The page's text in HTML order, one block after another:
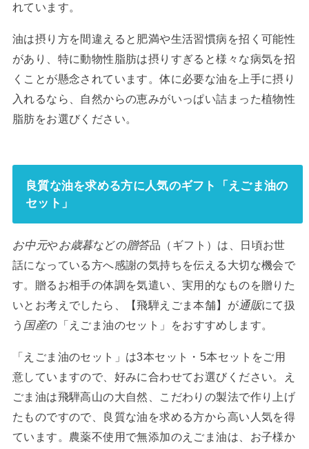
れています。
油は摂り方を間違えると肥満や生活習慣病を招く可能性
があり、特に動物性脂肪は摂りすぎると様々な病気を招
くことが懸念されています。体に必要な油を上手に摂り
入れるなら、自然からの恵みがいっぱい詰まった植物性
脂肪をお選びください。
良質な油を求める方に人気のギフト「えごま油の
セット」
お中元やお歳暮などの贈答品（ ギフト ）は、日頃お世
話になっている方へ感謝の気持ちを伝える大切な機会で
す。贈るお相手の体調を気遣い、実用的なものを贈りた
いとお考えでしたら、【飛騨えごま本舗】が通販にて扱
う 国産の「えごま油のセット」をおすすめします。
「えごま油のセット」は3本セット・5本セットをご用
意していますので、好みに合わせてお選びください。え
ごま油は飛騨高山の大自然、こだわりの製法で作り上げ
たものですので、良質な油を求める方から高い人気を得
ています。農薬不使用で無添加のえごま油は、お子様か